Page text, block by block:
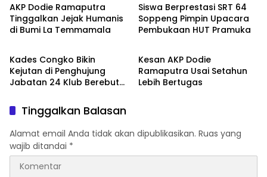
AKP Dodie Ramaputra
Tinggalkan Jejak Humanis
di Bumi La Temmamala
Siswa Berprestasi SRT 64
Soppeng Pimpin Upacara
Pembukaan HUT Pramuka
Metro
Kades Congko Bikin
Kejutan di Penghujung
Jabatan 24 Klub Berebut
Metro
Kesan AKP Dodie
Ramaputra Usai Setahun
Lebih Bertugas
Tinggalkan Balasan
Alamat email Anda tidak akan dipublikasikan. Ruas yang
wajib ditandai *